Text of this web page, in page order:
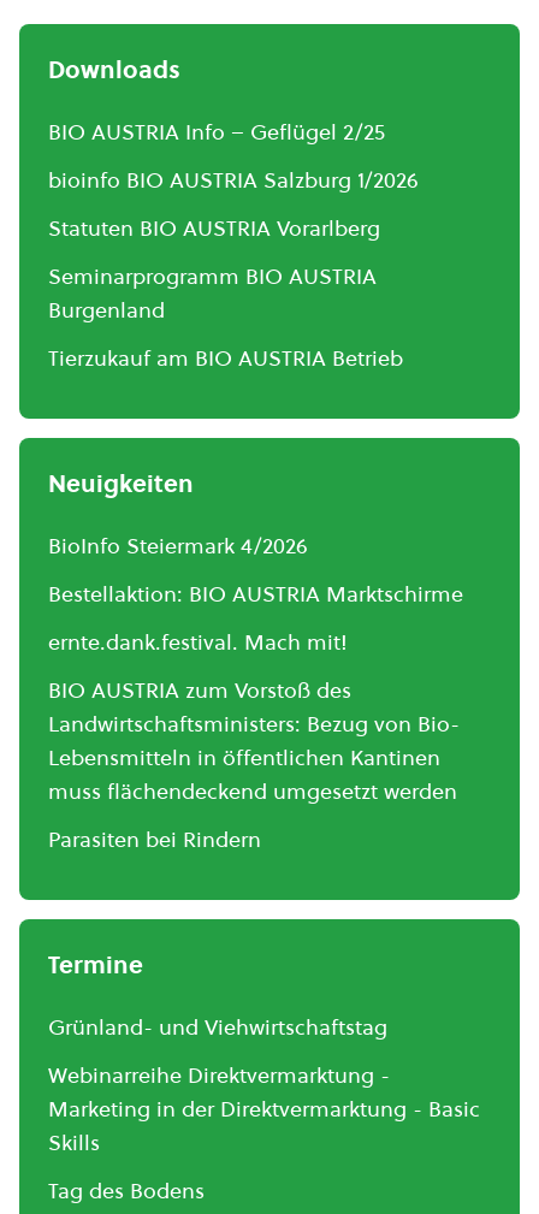
Downloads
BIO AUSTRIA Info – Geflügel 2/25
bioinfo BIO AUSTRIA Salzburg 1/2026
Statuten BIO AUSTRIA Vorarlberg
Seminarprogramm BIO AUSTRIA
Burgenland
Tierzukauf am BIO AUSTRIA Betrieb
Neuigkeiten
BioInfo Steiermark 4/2026
Bestellaktion: BIO AUSTRIA Marktschirme
ernte.dank.festival. Mach mit!
BIO AUSTRIA zum Vorstoß des
Landwirtschaftsministers: Bezug von Bio-
Lebensmitteln in öffentlichen Kantinen
muss flächendeckend umgesetzt werden
Parasiten bei Rindern
Termine
Grünland- und Viehwirtschaftstag
Webinarreihe Direktvermarktung -
Marketing in der Direktvermarktung - Basic
Skills
Tag des Bodens